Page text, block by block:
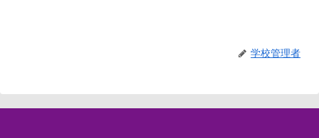
学校管理者